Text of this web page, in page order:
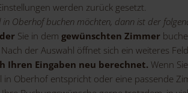
werden zurück gesetzt.
Oberhof buchen möchten, dann ist der
Sie in dem gewünschten Zimmer
der Auswahl öffnet sich ein weiteres
Ihren Eingaben neu berechnet. Wenn
Oberhof entspricht oder eine passende